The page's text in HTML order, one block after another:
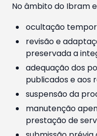
No âmbito do Ibram
ocultação
revisão e
preservada a
adequação dos
publicados e aos
suspensão da
manutenção
prestação de